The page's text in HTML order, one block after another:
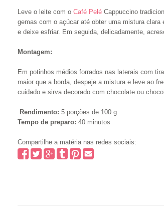
Leve o leite com o Café Pelé Cappuccino
gemas com o açúcar até obter uma mistura
e deixe esfriar. Em seguida, delicadamente,
Montagem:
Em potinhos médios forrados nas laterais com
maior que a borda, despeje a mistura e leve ao
cuidado e sirva decorado com chocolate ou
Rendimento: 5 porções de 100 g
Tempo de preparo: 40 minutos
Compartilhe a matéria nas redes sociais: